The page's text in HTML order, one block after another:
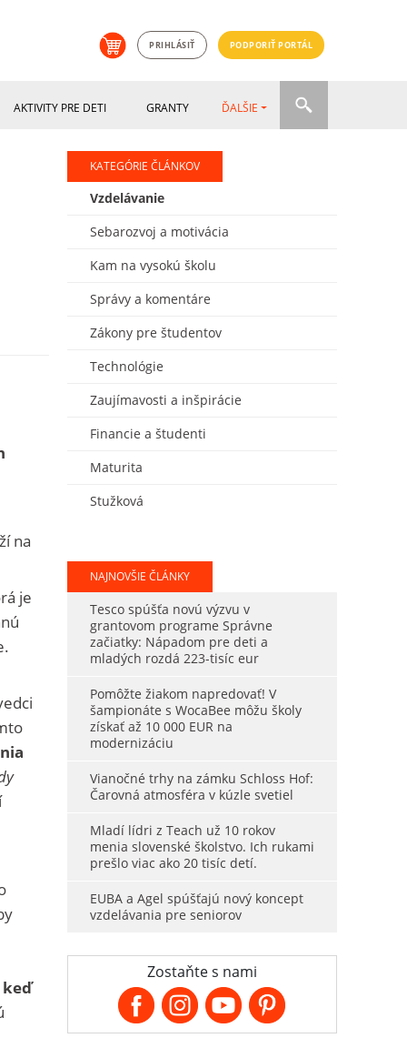
PRIHLÁSIŤ PODPORIŤ PORTÁL
AKTIVITY PRE DETI GRANTY ĎALŠIE
na
je
KATEGÓRIE ČLÁNKOV
Vzdelávanie
Sebarozvoj a motivácia
Kam na vysokú školu
Správy a komentáre
Zákony pre študentov
Technológie
Zaujímavosti a inšpirácie
Financie a študenti
Maturita
Stužková
NAJNOVŠIE ČLÁNKY
Tesco spúšťa novú výzvu v
grantovom programe Správne
začiatky: Nápadom pre deti a
mladých rozdá 223-tisíc eur
Pomôžte žiakom napredovať! V
šampionáte s WocaBee môžu školy
získať až 10 000 EUR na
modernizáciu
Vianočné trhy na zámku Schloss Hof:
Čarovná atmosféra v kúzle svetiel
Mladí lídri z Teach už 10 rokov
menia slovenské školstvo. Ich rukami
prešlo viac ako 20 tisíc detí.
EUBA a Agel spúšťajú nový koncept
vzdelávania pre seniorov
Zostaňte s nami